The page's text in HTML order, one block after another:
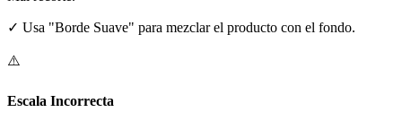
✓ Usa "Borde Suave" para mezclar el producto con el fondo.
⚠️
Escala Incorrecta